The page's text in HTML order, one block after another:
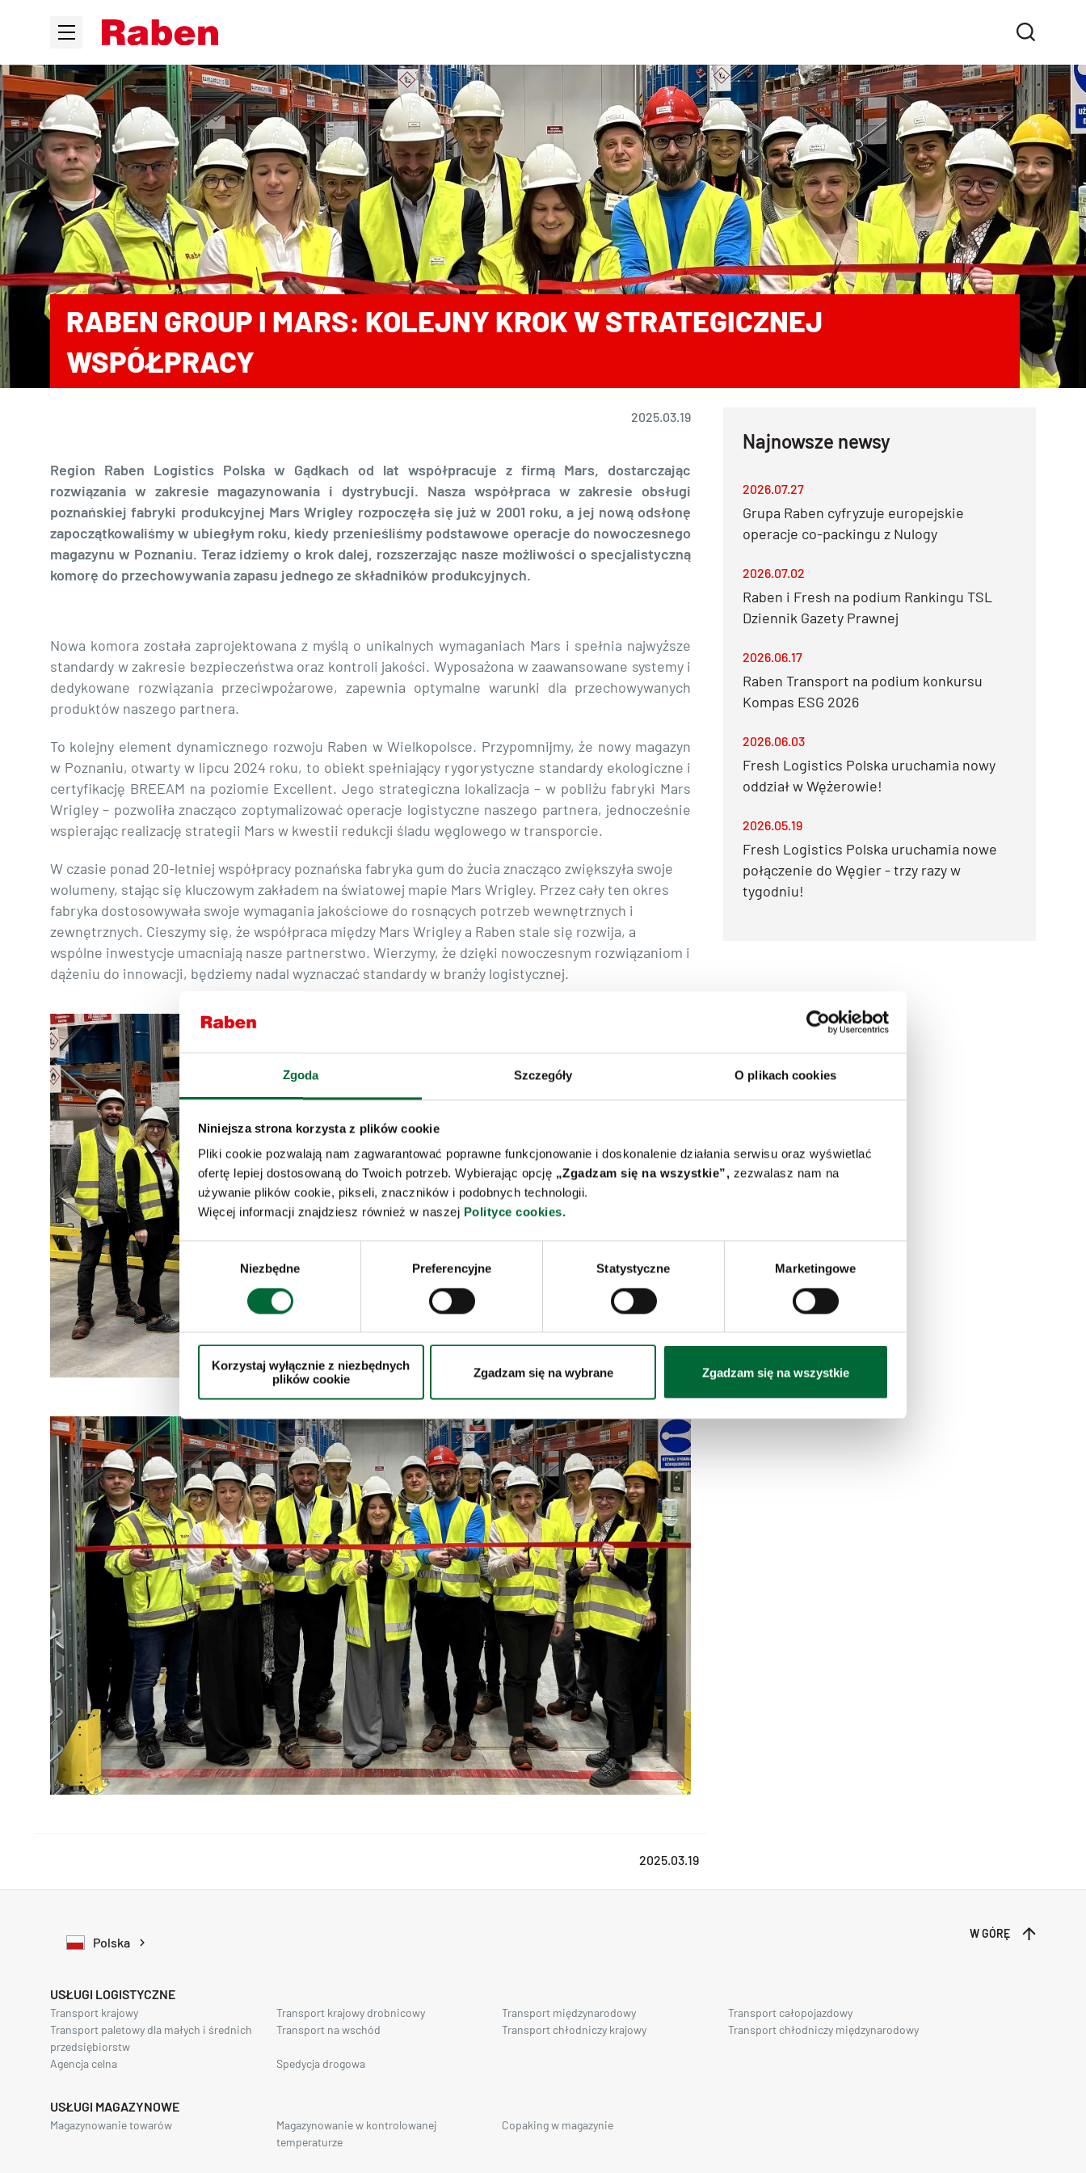
Zgoda Szczegóły O plikach cookies
Niniejsza strona korzysta z plików cookie
Pliki cookie pozwalają nam zagwarantować poprawne funkcjonowanie i doskonalenie działania serwisu oraz wyświetlać
ofertę lepiej dostosowaną do Twoich potrzeb. Wybierając opcję „Zgadzam się na wszystkie”, zezwalasz nam na
używanie plików cookie, pikseli, znaczników i podobnych technologii.
Więcej informacji znajdziesz również w naszej Polityce cookies.
W
y
b
ó
r
y
Niezbędne Preferencyjne Statystyczne Marketingowe
Korzystaj wyłącznie z niezbędnych
plików cookie
Zgadzam się na wybrane Zgadzam się na wszystkie
RABEN GROUP I MARS: KOLEJNY KROK W STRATEGICZNEJ
WSPÓŁPRACY
2025.03.19
Region Raben Logistics Polska w Gądkach od lat współpracuje z firmą Mars, dostarczając
rozwiązania w zakresie magazynowania i dystrybucji. Nasza współpraca w zakresie obsługi
poznańskiej fabryki produkcyjnej Mars Wrigley rozpoczęła się już w 2001 roku, a jej nową odsłonę
zapoczątkowaliśmy w ubiegłym roku, kiedy przenieśliśmy podstawowe operacje do nowoczesnego
magazynu w Poznaniu. Teraz idziemy o krok dalej, rozszerzając nasze możliwości o specjalistyczną
komorę do przechowywania zapasu jednego ze składników produkcyjnych.
Nowa komora została zaprojektowana z myślą o unikalnych wymaganiach Mars i spełnia najwyższe
standardy w zakresie bezpieczeństwa oraz kontroli jakości. Wyposażona w zaawansowane systemy i
dedykowane rozwiązania przeciwpożarowe, zapewnia optymalne warunki dla przechowywanych
produktów naszego partnera.
To kolejny element dynamicznego rozwoju Raben w Wielkopolsce. Przypomnijmy, że nowy magazyn
w Poznaniu, otwarty w lipcu 2024 roku, to obiekt spełniający rygorystyczne standardy ekologiczne i
certyfikację BREEAM na poziomie Excellent. Jego strategiczna lokalizacja – w pobliżu fabryki Mars
Wrigley – pozwoliła znacząco zoptymalizować operacje logistyczne naszego partnera, jednocześnie
wspierając realizację strategii Mars w kwestii redukcji śladu węglowego w transporcie.
W czasie ponad 20-letniej współpracy poznańska fabryka gum do żucia znacząco zwiększyła swoje
wolumeny, stając się kluczowym zakładem na światowej mapie Mars Wrigley. Przez cały ten okres
fabryka dostosowywała swoje wymagania jakościowe do rosnących potrzeb wewnętrznych i
zewnętrznych. Cieszymy się, że współpraca między Mars Wrigley a Raben stale się rozwija, a
wspólne inwestycje umacniają nasze partnerstwo. Wierzymy, że dzięki nowoczesnym rozwiązaniom i
dążeniu do innowacji, będziemy nadal wyznaczać standardy w branży logistycznej.
2025.03.19
Najnowsze newsy
2026.07.27
Grupa Raben cyfryzuje europejskie
operacje co-packingu z Nulogy
2026.07.02
Raben i Fresh na podium Rankingu TSL
Dziennik Gazety Prawnej
2026.06.17
Raben Transport na podium konkursu
Kompas ESG 2026
2026.06.03
Fresh Logistics Polska uruchamia nowy
oddział w Wężerowie!
2026.05.19
Fresh Logistics Polska uruchamia nowe
połączenie do Węgier - trzy razy w
tygodniu!
Polska
W GÓRĘ
USŁUGI LOGISTYCZNE
Transport krajowy Transport krajowy drobnicowy Transport międzynarodowy
Transport całopojazdowy
Transport paletowy dla małych i średnich
przedsiębiorstw
Transport na wschód Transport chłodniczy krajowy Transport chłodniczy międzynarodowy
Agencja celna Spedycja drogowa
USŁUGI MAGAZYNOWE
Magazynowanie towarów
Magazynowanie w kontrolowanej
temperaturze
Copaking w magazynie